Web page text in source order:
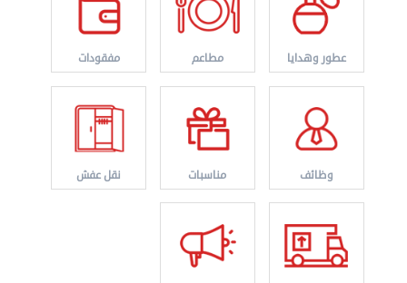
عطور وهدايا مطاعم مفقودات
وظائف مناسبات نقل عفش